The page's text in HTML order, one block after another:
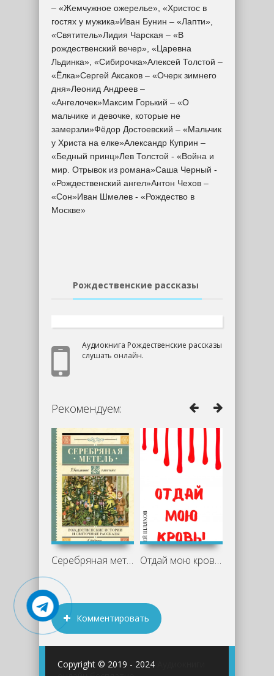
– «Жемчужное ожерелье», «Христос в
гостях у мужика»Иван Бунин – «Лапти»,
«Святитель»Лидия Чарская – «В
рождественский вечер», «Царевна
Льдинка», «Сибирочка»Алексей Толстой –
«Ёлка»Сергей Аксаков – «Очерк зимнего
дня»Леонид Андреев –
«Ангелочек»Максим Горький – «О
мальчике и девочке, которые не
замерзли»Фёдор Достоевский – «Мальчик
у Христа на елке»Александр Куприн –
«Бедный принц»Лев Толстой - «Война и
мир. Отрывок из романа»Саша Черный -
«Рождественский ангел»Антон Чехов –
«Сон»Иван Шмелев - «Рождество в
Москве»
Рождественские рассказы
Аудиокнига Рождественские рассказы
слушать онлайн.
Рекомендуем:
Серебряная метель. Рождественские Отдай мою кровь - Андрей Шляхов
Комментировать
Copyright © 2019 - 2024